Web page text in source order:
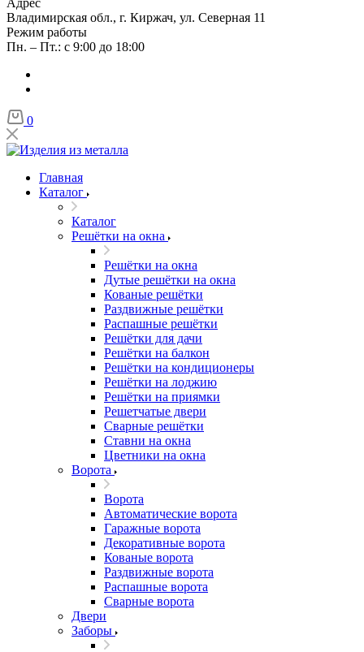
Адрес
Владимирская обл., г. Киржач, ул. Северная 11
Режим работы
Пн. – Пт.: с 9:00 до 18:00
0
Главная
Каталог
Каталог
Решётки на окна
Решётки на окна
Дутые решётки на окна
Кованые решётки
Раздвижные решётки
Распашные решётки
Решётки для дачи
Решётки на балкон
Решётки на кондиционеры
Решётки на лоджию
Решётки на приямки
Решетчатые двери
Сварные решётки
Ставни на окна
Цветники на окна
Ворота
Ворота
Автоматические ворота
Гаражные ворота
Декоративные ворота
Кованые ворота
Раздвижные ворота
Распашные ворота
Сварные ворота
Двери
Заборы